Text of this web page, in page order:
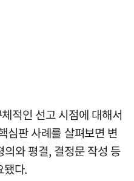
적인 선고 시점에 대해서
심판 사례를 살펴보면 변
와 평결, 결정문 작성 등
됐다.